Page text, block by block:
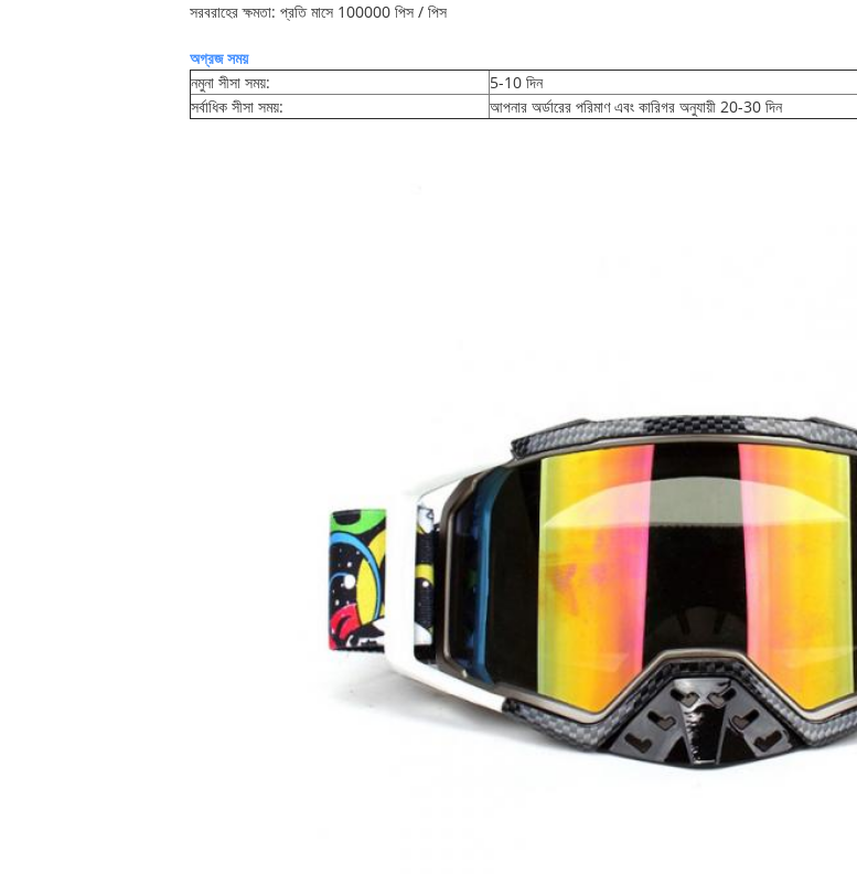
সরবরাহের ক্ষমতা: প্রতি মাসে 100000 পিস / পিস
অগ্রজ সময়
নমুনা সীসা সময়:
5-10 দিন
সর্বাধিক সীসা সময়:
আপনার অর্ডারের পরিমাণ এবং কারিগর অনুযায়ী 20-30 দিন